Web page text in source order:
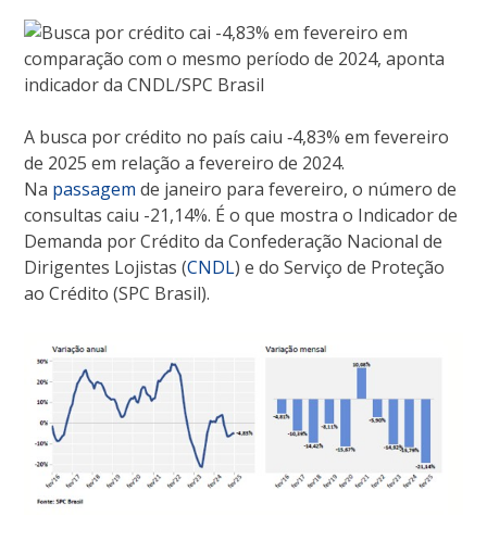
A busca por crédito no país caiu ‐4,83% em fevereiro
de 2025 em relação a fevereiro de 2024.
Na passagem de janeiro para fevereiro, o número de
consultas caiu -21,14%. É o que mostra o Indicador de
Demanda por Crédito da Confederação Nacional de
Dirigentes Lojistas (CNDL) e do Serviço de Proteção
ao Crédito (SPC Brasil).